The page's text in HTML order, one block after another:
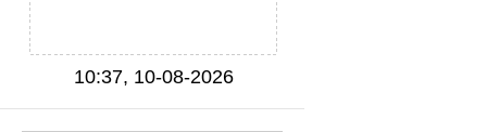
10:37, 10-08-2026